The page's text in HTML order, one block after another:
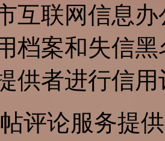
互联网信息
档案和失信
供者进行信用
评论服务提